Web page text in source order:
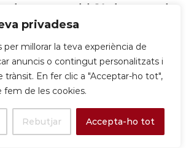
privadesa
millorar la teva experiència de
anuncis o contingut personalitzats i
trànsit. En fer clic a "Acceptar-ho tot",
fem de les cookies.
Rebutjar Accepta-ho tot
de setmana del 14 de març
els
Handbol Cooperativa
Lliga Catalana d’Or.
en la Lliga Catalana